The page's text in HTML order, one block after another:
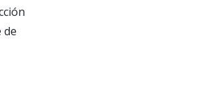
de